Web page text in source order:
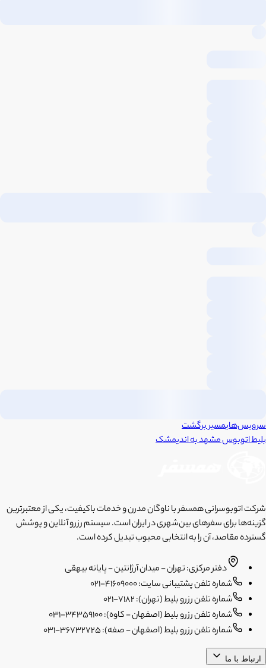
سرویس‌هایمسیر برگشت
بلیط اتوبوسمشهدبهاندیمشک
شرکت اتوبوسرانی همسفر با ناوگان مدرن و خدمات باکیفیت، یکی از معتبرترین
گزینه‌ها برای سفرهای بین‌شهری در ایران است. سیستم رزرو آنلاین و پوشش
گسترده مقاصد، آن را به انتخابی محبوب تبدیل کرده است.
دفتر مرکزی: تهران - میدان آرژانتین - پایانه بیهقی
شماره تلفن پشتیبانی سایت: 41609000-021
شماره تلفن رزرو بلیط (تهران): 7182-021
شماره تلفن رزرو بلیط (اصفهان - کاوه): 34359100-031
شماره تلفن رزرو بلیط (اصفهان - صفه): 36732725-031
ارتباط با ما